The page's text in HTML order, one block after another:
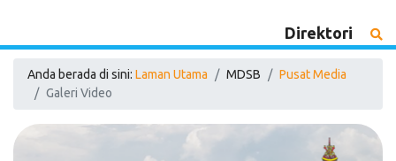
Direktori
Anda berada di sini: Laman Utama MDSB
Pusat Media
Galeri Video